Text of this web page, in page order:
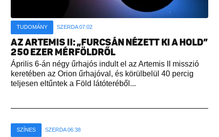
TUDOMÁNY SZERDA 07:02
AZ ARTEMIS II: „FURCSÁN NÉZETT KI A HOLD”
250 EZER MÉRFÖLDRŐL
Április 6-án négy űrhajós indult el az Artemis II misszió
keretében az Orion űrhajóval, és körülbelül 40 percig
teljesen eltűntek a Föld látóteréből...
SZÍNES SZERDA 06:38